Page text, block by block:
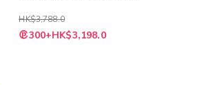
$3388))
HK$3,788.0
特
殊 300+HK$3,198.0